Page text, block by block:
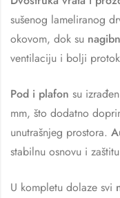
sušenog lameliranog
okovom, dok su
ventilaciju i bolji
Pod i plafon su
mm, što dodatno
unutrašnjeg prostora.
stabilnu osnovu i
U kompletu dolaze svi